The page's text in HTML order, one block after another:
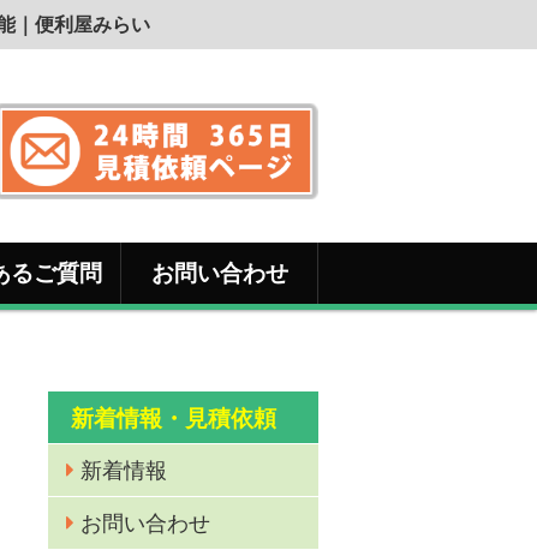
｜便利屋みらい
るご質問 お問い合わせ
新着情報・見積依頼
新着情報
お問い合わせ